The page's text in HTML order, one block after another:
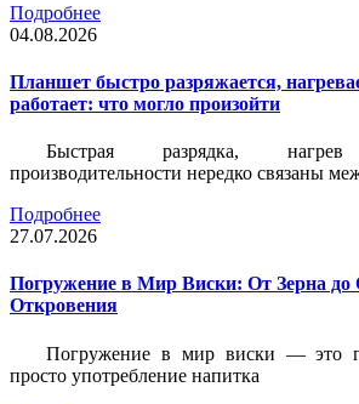
Подробнее
04.08.2026
Планшет быстро разряжается,
работает: что могло произойти
Быстрая разрядка,
производительности нередко связаны
Подробнее
27.07.2026
Погружение в Мир Виски: От Зерна до
Откровения
Погружение в мир виски — это
просто употребление напитка